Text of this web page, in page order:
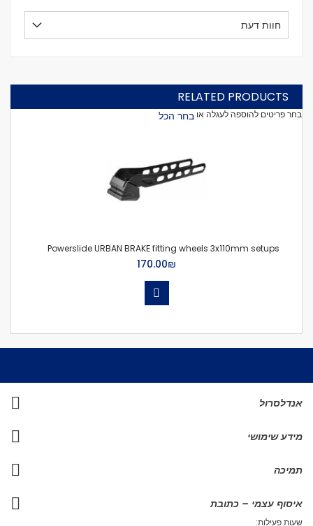
חוות דעת
RELATED PRODUCTS
בחר פריטים להוספה לעגלה או בחר הכל
Powerslide URBAN BRAKE fitting wheels 3x110mm setups
₪‏170.00
אנדלסרול
מידע שימושי
תמיכה
איסוף עצמי – כתובת
שעות פעילות: